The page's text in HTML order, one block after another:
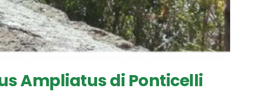
Ampliatus di Ponticelli